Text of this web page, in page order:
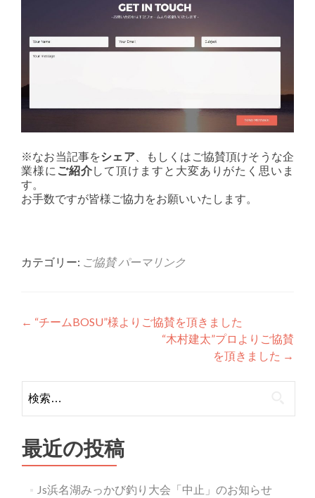
※なお当記事をシェア、もしくはご協賛頂けそうな企
業様に ご紹介して頂けますと大変ありがたく思いま
す。
お手数ですが皆様ご協力をお願いいたします。
カテゴリー: ご協賛 パーマリンク
投
ナ
ビ
ゲ
ー
シ
← “チームBOSU”様よりご協賛を頂きました
“木村建太”プロよりご協賛
を頂きました →
索:
最近の投稿
Js浜名湖みっかび釣り大会「中止」のお知らせ